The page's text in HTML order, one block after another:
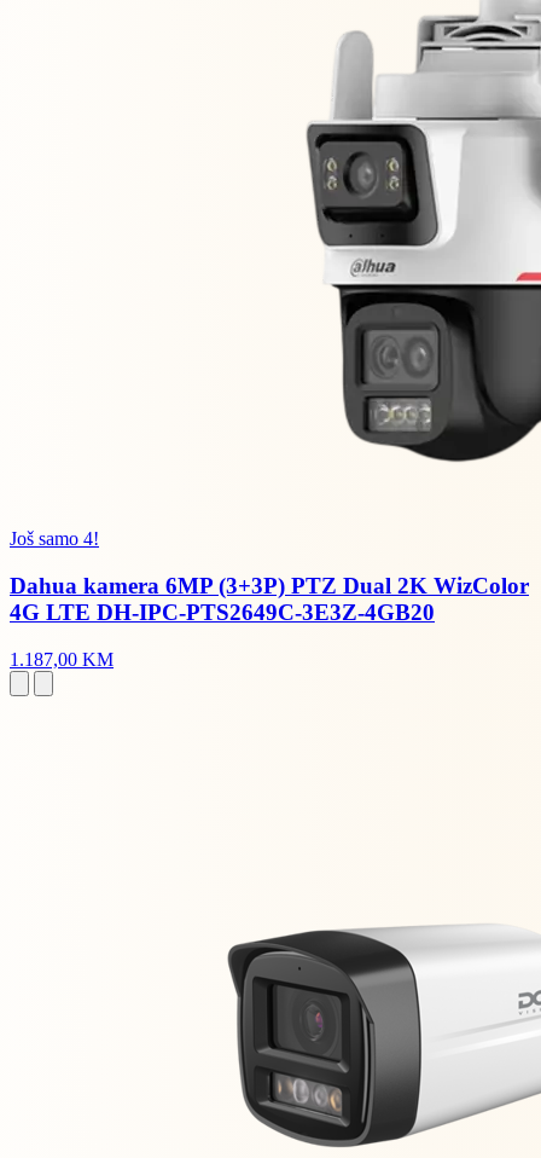
Još samo 4!
Dahua kamera 6MP (3+3P) PTZ Dual 2K WizColor
4G LTE DH-IPC-PTS2649C-3E3Z-4GB20
1.187,00 KM